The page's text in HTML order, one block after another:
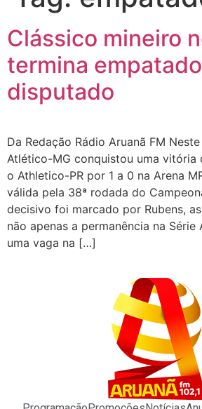
Clássico mineiro
termina
disputado
Da Redação Rádio Aruanã FM
Atlético-MG conquistou uma vitória
o Athletico-PR por 1 a 0 na Arena
válida pela 38ª rodada do
decisivo foi marcado por Rubens,
não apenas a permanência na Série
uma vaga na […]